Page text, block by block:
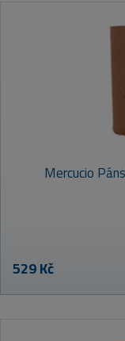
Mercucio
529 Kč